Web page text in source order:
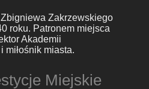
Zakrzewskiego
roku. Patronem miejsca
Akademii
miłośnik miasta.
Miejskie